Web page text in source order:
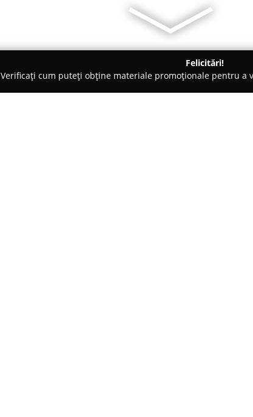
Felicitări!
Verificați cum puteți obține materiale promoționale pentru a